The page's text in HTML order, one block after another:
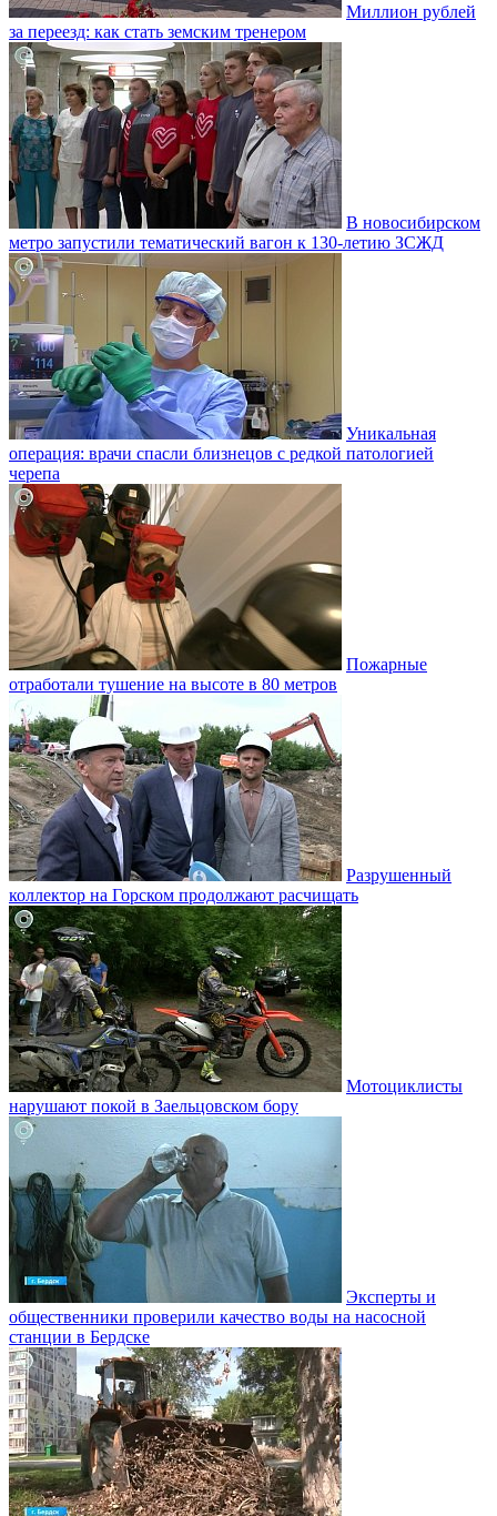
Миллион рублей
за переезд: как стать земским тренером
В новосибирском
метро запустили тематический вагон к 130-летию ЗСЖД
Уникальная
операция: врачи спасли близнецов с редкой патологией
черепа
Пожарные
отработали тушение на высоте в 80 метров
Разрушенный
коллектор на Горском продолжают расчищать
Мотоциклисты
нарушают покой в Заельцовском бору
Эксперты и
общественники проверили качество воды на насосной
станции в Бердске